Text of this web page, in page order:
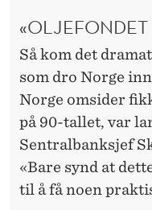
Så kom det
som dro Norge
Norge omsider
på 90-tallet, var
Sentralbanksjef
«Bare synd at
til å få noen